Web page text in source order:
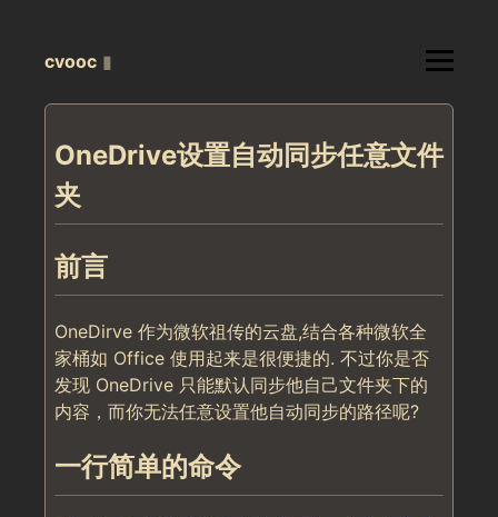
cvooc ▮
OneDrive设置自动同步任意文件
夹
前言
OneDirve 作为微软祖传的云盘,结合各种微软全
家桶如 Office 使用起来是很便捷的. 不过你是否
发现 OneDrive 只能默认同步他自己文件夹下的
内容，而你无法任意设置他自动同步的路径呢?
一行简单的命令